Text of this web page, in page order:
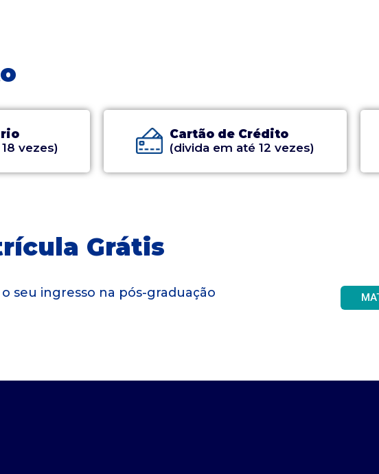
vezes)
Cartão de Crédito
(divida em até 12 vezes)
Grátis
seu ingresso na pós-graduação